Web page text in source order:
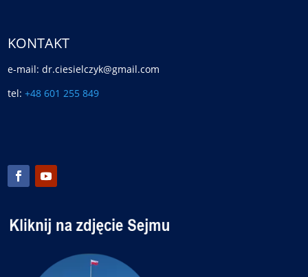
KONTAKT
e-mail: dr.ciesielczyk@gmail.com
tel:+48 601 255 849